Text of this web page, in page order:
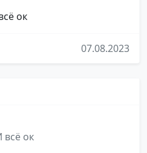
ок
07.08.2023
всё ок